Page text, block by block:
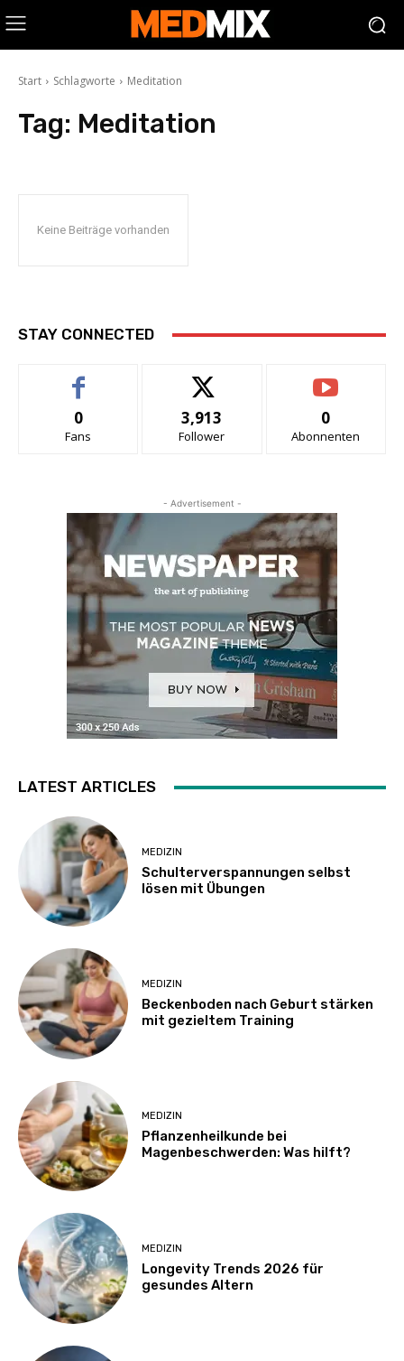
Start Schlagworte Meditation
Tag: Meditation
Keine Beiträge vorhanden
STAY CONNECTED
0
Fans
3,913
Follower
0
Abonnenten
- Advertisement -
LATEST ARTICLES
MEDIZIN
Schulterverspannungen selbst
lösen mit Übungen
MEDIZIN
Beckenboden nach Geburt stärken
mit gezieltem Training
MEDIZIN
Pflanzenheilkunde bei
Magenbeschwerden: Was hilft?
MEDIZIN
Longevity Trends 2026 für
gesundes Altern